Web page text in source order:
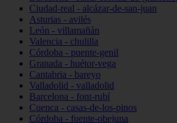
Ciudad-real - alcázar-de-san-juan
Asturias - avilés
León - villamañán
Valencia - chulilla
Córdoba - puente-genil
Granada - huétor-vega
Cantabria - bareyo
Valladolid - valladolid
Barcelona - font-rubí
Cuenca - casas-de-los-pinos
Córdoba - fuente-obejuna